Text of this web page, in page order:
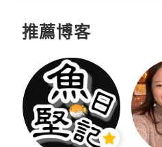
推薦博客